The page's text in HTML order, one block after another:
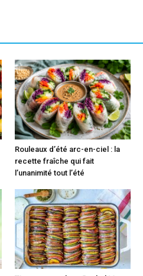
Rouleaux d’été arc-en-ciel : la
recette fraîche qui fait
l’unanimité tout l’été